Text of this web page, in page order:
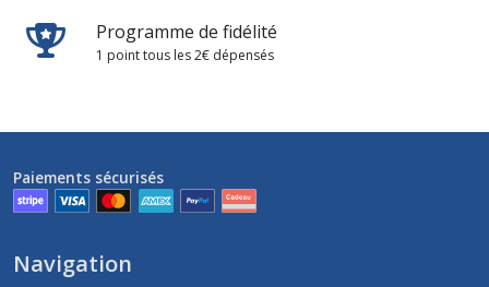
Programme de fidélité
1 point tous les 2€ dépensés
Paiements sécurisés
Navigation